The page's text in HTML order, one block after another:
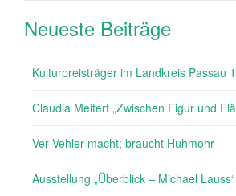
Neueste Beiträge
Kulturpreisträger im Landkreis Passau
Claudia Meitert „Zwischen Figur und
Ver Vehler macht; braucht Huhmohr
Ausstellung „Überblick – Michael Lauss“